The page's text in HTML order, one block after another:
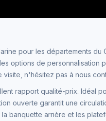
pour les départements du
options de personnalisation
n'hésitez pas à nous
rapport qualité-prix. Idéal
ouverte garantit une
banquette arrière et les